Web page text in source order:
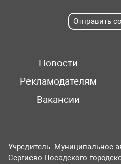
Отправить
Новости
Рекламодателям
Вакансии
Учредитель: Муниципальное
Сергиево-Посадского